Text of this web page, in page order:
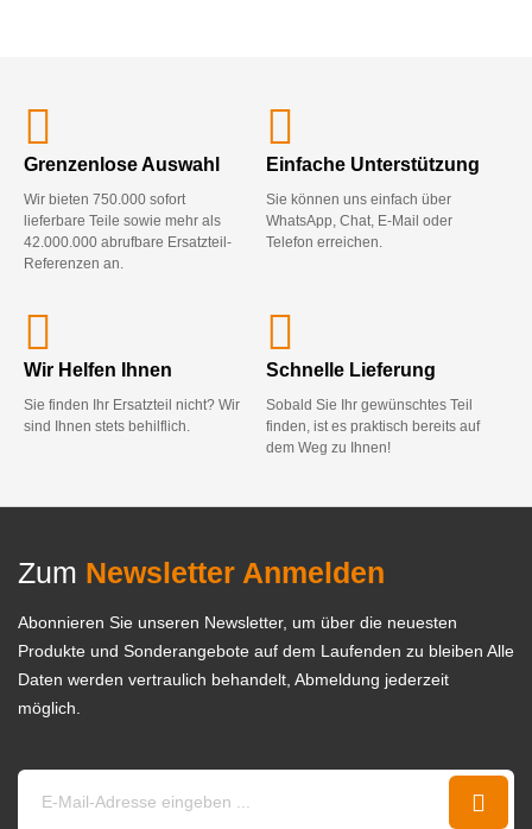
Grenzenlose Auswahl
Wir bieten 750.000 sofort
lieferbare Teile sowie mehr als
42.000.000 abrufbare Ersatzteil-
Referenzen an.
Einfache Unterstützung
Sie können uns einfach über
WhatsApp, Chat, E-Mail oder
Telefon erreichen.
Wir Helfen Ihnen
Sie finden Ihr Ersatzteil nicht? Wir
sind Ihnen stets behilflich.
Schnelle Lieferung
Sobald Sie Ihr gewünschtes Teil
finden, ist es praktisch bereits auf
dem Weg zu Ihnen!
Zum Newsletter Anmelden
Abonnieren Sie unseren Newsletter, um über die neuesten
Produkte und Sonderangebote auf dem Laufenden zu bleiben Alle
Daten werden vertraulich behandelt, Abmeldung jederzeit
möglich.